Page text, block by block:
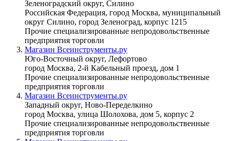
Зеленоградский округ, Силино
Российская Федерация, город Москва, муниципальный
округ Силино, город Зеленоград, корпус 1215
Прочие специализированные непродовольственные
предприятия торговли
Магазин Всеинструменты.ру
Юго-Восточный округ, Лефортово
город Москва, 2-й Кабельный проезд, дом 1
Прочие специализированные непродовольственные
предприятия торговли
Магазин Всеинструменты.ру
Западный округ, Ново-Переделкино
город Москва, улица Шолохова, дом 5, корпус 2
Прочие специализированные непродовольственные
предприятия торговли